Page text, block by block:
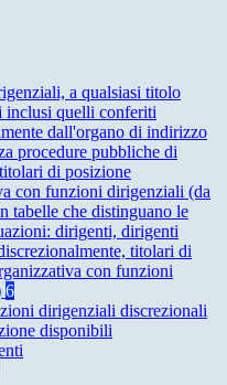
a qualsiasi titolo
inclusi quelli conferiti
dall'organo di indirizzo
procedure pubbliche di
di posizione
con funzioni dirigenziali (da
tabelle che distinguano le
dirigenti, dirigenti
titolari di
con funzioni
6
dirigenziali discrezionali
disponibili